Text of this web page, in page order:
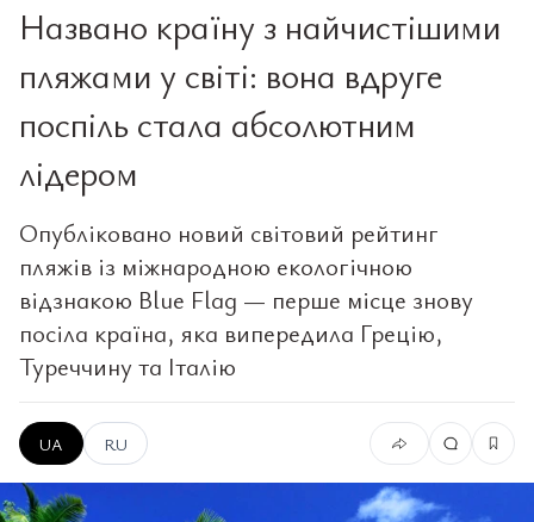
Названо країну з найчистішими
пляжами у світі: вона вдруге
поспіль стала абсолютним
лідером
Опубліковано новий світовий рейтинг
пляжів із міжнародною екологічною
відзнакою Blue Flag — перше місце знову
посіла країна, яка випередила Грецію,
Туреччину та Італію
UA RU